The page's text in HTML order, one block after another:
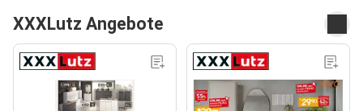
XXXLutz Angebote